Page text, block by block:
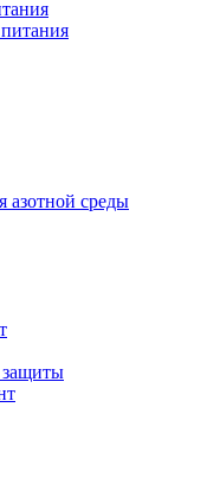
азотной среды
защиты